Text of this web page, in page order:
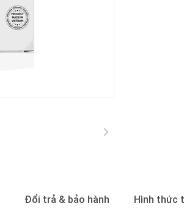
Đổi trả & bảo hành Hình thức